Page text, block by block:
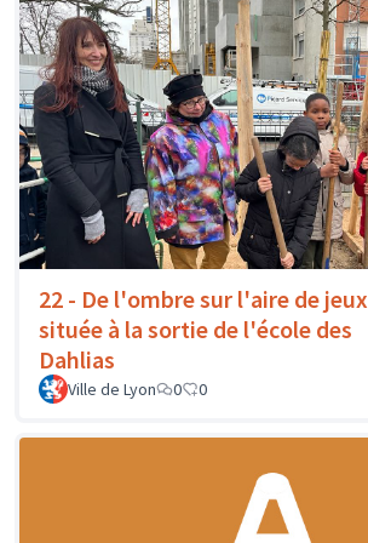
22 - De l'ombre sur l'aire de jeux
située à la sortie de l'école des
Dahlias
Ville de Lyon 0 0